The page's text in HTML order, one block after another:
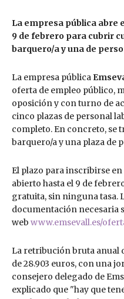
La empresa pública abre
9 de febrero para cubrir
barquero/a y una de
La empresa pública
oferta de empleo público,
oposición y con turno de
cinco plazas de personal
completo. En concreto, se
barquero/a y una plaza de
El plazo para inscribirse
abierto hasta el 9 de
gratuita, sin ninguna tasa.
documentación necesaria
web www.emsevall.es/
La retribución bruta anual
de 28.903 euros, con una
consejero delegado de
explicado que "hay que